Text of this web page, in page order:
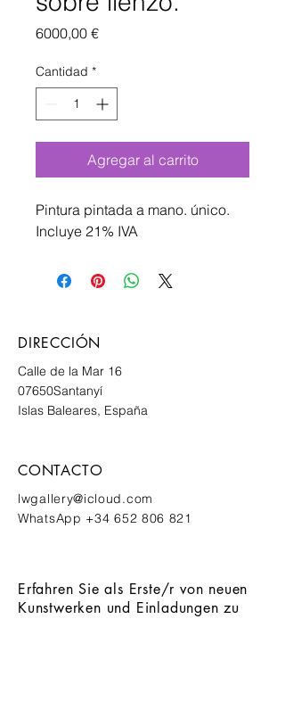
6000,00 €Precio
Cantidad *
Agregar al carrito
Pintura pintada a mano. único.
Incluye 21% IVA
DIRECCIÓN
Calle de la Mar 16
07650Santanyí
Islas Baleares, España
CONTACTO
lwgallery@icloud.com
WhatsApp +34 652 806 821
Erfahren Sie als Erste/r von neuen
Kunstwerken und Einladungen zu